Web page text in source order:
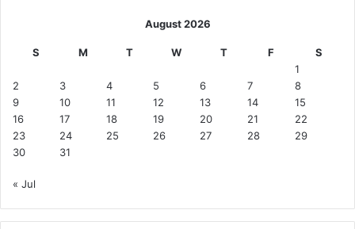
August 2026
S M T W T F
S
1
2
3 4 5 6 7
8
9
10 11 12 13 14
15
16
17 18 19 20 21
22
23
24 25 26 27 28
29
30
31
« Jul